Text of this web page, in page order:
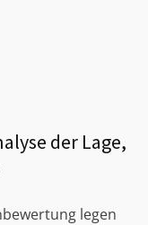
der Lage,
legen